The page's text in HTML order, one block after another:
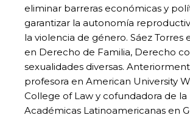
eliminar barreras económicas y
garantizar la autonomía
la violencia de género. Sáez Torres
en Derecho de Familia, Derecho
sexualidades diversas.
profesora en American University
College of Law y cofundadora de la
Académicas Latinoamericanas en